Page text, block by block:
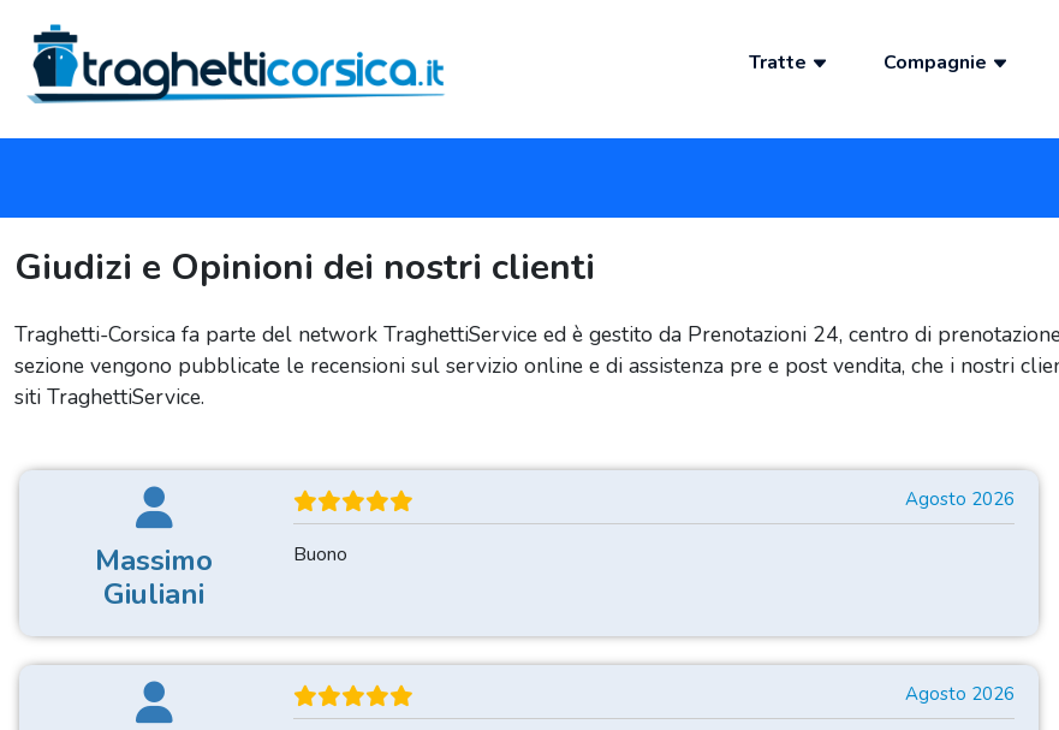
Tratte Compagnie
Giudizi e Opinioni dei nostri clienti
Traghetti-Corsica fa parte del network TraghettiService ed è gestito da Prenotazioni 24, centro di
sezione vengono pubblicate le recensioni sul servizio online e di assistenza pre e post vendita, che i nostri
siti TraghettiService.
Massimo
Giuliani
Agosto 2026
Buono
Agosto 2026